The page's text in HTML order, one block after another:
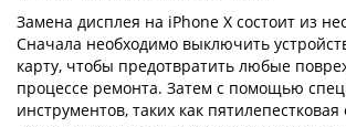
Замена дисплея на iPhone X состоит из
Сначала необходимо выключить
карту, чтобы предотвратить любые
процессе ремонта. Затем с помощью
инструментов, таких как пятилепестковая